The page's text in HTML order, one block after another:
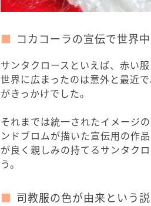
コカコーラの宣伝で世界
サンタクロースといえば、赤い
世界に広まったのは意外と最近
がきっかけでした。
それまでは統一されたイメージ
ンドブロムが描いた宣伝用の作
が良く親しみの持てるサンタク
う。
司教服の色が由来という